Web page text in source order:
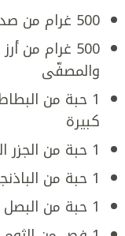
500 غرام من صدر الدجاج
والمصفّى
1 حبة من
كبيرة
1 حبة من الجزر المقطّع
1 حبة من الباذنجان المقطّع
1 حبة من البصل المفروم